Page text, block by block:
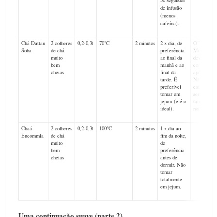
de infusão
(menos
cafeína).
Chá Dattan
Soba
2 colheres
de chá
muito
bem
cheias
0,2-0,3l 70°C 2 minutos
2 x dia, de
preferência
ao final da
manhã e ao
final da
tarde. É
preferível
tomar em
jejum (e é o
ideal).
O Trigo
Mourisco
deve ser
consumidos
após a
Não tem
cafeína,
ser bebido
tarde ou á
noite.
Chaá
Eucommia
2 colheres
de chá
muito
bem
cheias
0,2-0,3l 100°C 2 minutos
1 x dia ao
fim da noite,
de
preferência
antes de
dormir. Não
tomar
totalmente
em jejum.